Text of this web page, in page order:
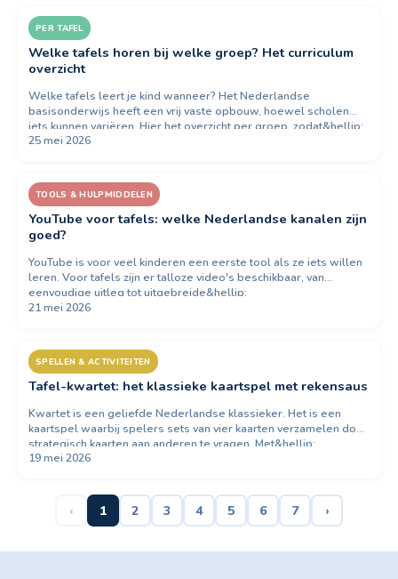
PER TAFEL
Welke tafels horen bij welke groep? Het curriculum
overzicht
Welke tafels leert je kind wanneer? Het Nederlandse
basisonderwijs heeft een vrij vaste opbouw, hoewel scholen
iets kunnen variëren. Hier het overzicht per groep, zodat&hellip;
25 mei 2026
TOOLS & HULPMIDDELEN
YouTube voor tafels: welke Nederlandse kanalen zijn
goed?
YouTube is voor veel kinderen een eerste tool als ze iets willen
leren. Voor tafels zijn er talloze video's beschikbaar, van
eenvoudige uitleg tot uitgebreide&hellip;
21 mei 2026
SPELLEN & ACTIVITEITEN
Tafel-kwartet: het klassieke kaartspel met rekensaus
Kwartet is een geliefde Nederlandse klassieker. Het is een
kaartspel waarbij spelers sets van vier kaarten verzamelen door
strategisch kaarten aan anderen te vragen. Met&hellip;
19 mei 2026
‹ 1 2 3 4 5 6 7 ›